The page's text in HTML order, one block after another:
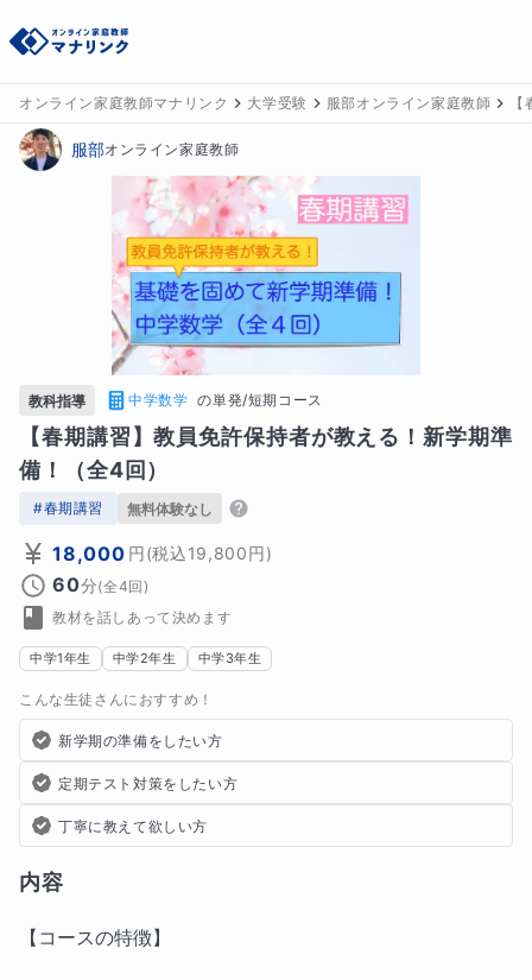
オンライン家庭教師マナリンク 大学受験 服部オンライン家庭教師
服部オンライン家庭教師
教科指導 中学数学 の単発/短期コース
【春期講習】教員免許保持者が教える！新学期準
備！（全4回）
#春期講習 無料体験なし
18,000 円(税込19,800円)
60分(全4回)
教材を話しあって決めます
中学1年生 中学2年生 中学3年生
こんな生徒さんにおすすめ！
新学期の準備をしたい方
定期テスト対策をしたい方
丁寧に教えて欲しい方
内容
【コースの特徴】